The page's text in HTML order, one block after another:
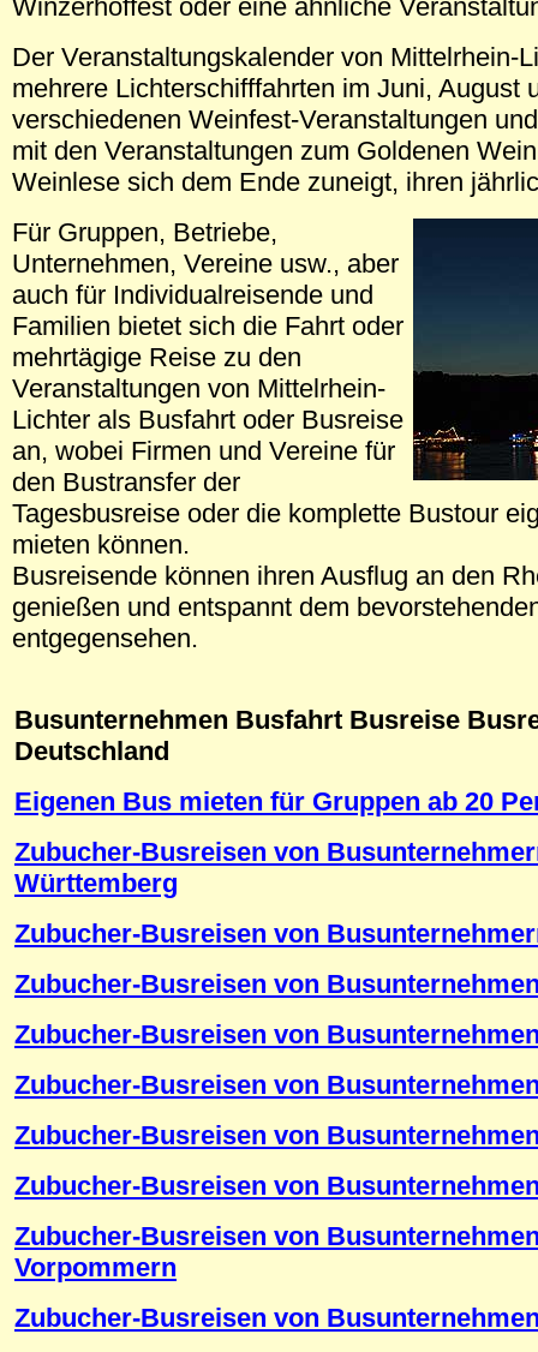
Winzerhoffest oder eine ähnliche
Der Veranstaltungskalender von Mittelrhein-
mehrere Lichterschifffahrten im Juni, August
verschiedenen Weinfest-Veranstaltungen
mit den Veranstaltungen zum Goldenen
Weinlese sich dem Ende zuneigt, ihren
Für Gruppen, Betriebe,
Unternehmen, Vereine usw., aber
auch für Individualreisende und
Familien bietet sich die Fahrt oder
mehrtägige Reise zu den
Veranstaltungen von Mittelrhein-
Lichter als Busfahrt oder Busreise
an, wobei Firmen und Vereine für
den Bustransfer der
Tagesbusreise oder die komplette Bustour
mieten können.
Busreisende können ihren Ausflug an den
genießen und entspannt dem
entgegensehen.
Busunternehmen Busfahrt Busreise
Deutschland
Eigenen Bus mieten für Gruppen ab 20
Zubucher-Busreisen von
Württemberg
Zubucher-Busreisen von
Zubucher-Busreisen von
Zubucher-Busreisen von
Zubucher-Busreisen von
Zubucher-Busreisen von
Zubucher-Busreisen von
Zubucher-Busreisen von
Vorpommern
Zubucher-Busreisen von